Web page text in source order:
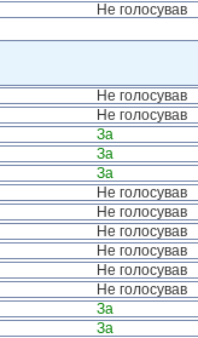
Не голосував
Не голосував
Не голосував
За
За
За
Не голосував
Не голосував
Не голосував
Не голосував
Не голосував
Не голосував
За
За